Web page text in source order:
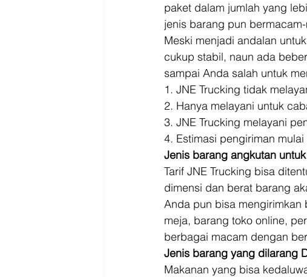
Jakarta
paket dalam jumlah yang
jenis barang pun
Meski menjadi andalan
cukup stabil, naun ada
sampai Anda salah untuk
1. JNE Trucking tidak
2. Hanya melayani untuk
3. JNE Trucking melayani
4. Estimasi pengiriman
Jenis barang angkutan
Tarif JNE Trucking bisa
dimensi dan berat barang
Anda pun bisa mengirimkan
meja, barang toko online,
berbagai macam dengan
Jenis barang yang dilarang
Makanan yang bisa